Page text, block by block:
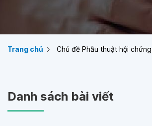
Trang chủ Chủ đề Phẫu thuật hội
Danh sách bài viết